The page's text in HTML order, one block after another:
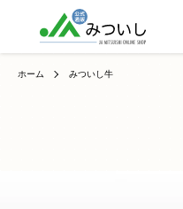
ホーム みついし牛